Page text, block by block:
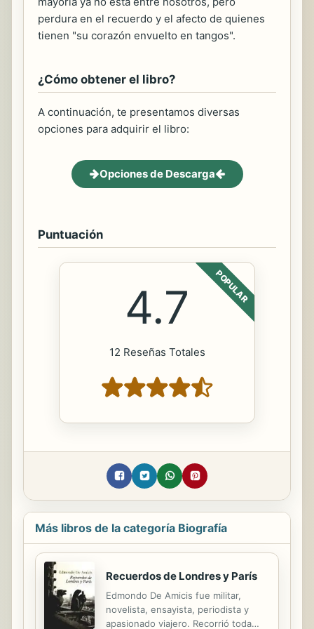
perdura en el recuerdo y el afecto de quienes
tienen "su corazón envuelto en tangos".
¿Cómo obtener el libro?
A continuación, te presentamos diversas
opciones para adquirir el libro:
Opciones de Descarga
Puntuación
POPULAR
4.7
12 Reseñas Totales
Más libros de la categoría Biografía
Recuerdos de Londres y París
Edmondo De Amicis fue militar,
novelista, ensayista, periodista y
apasionado viajero. Recorrió toda